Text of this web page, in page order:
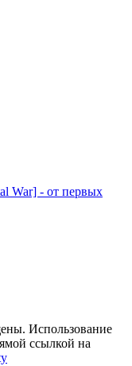
War] - от первых
Использование
ссылкой на